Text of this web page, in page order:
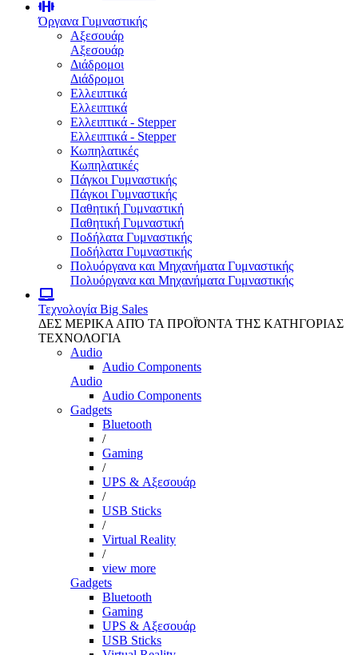
Όργανα Γυμναστικής
Αξεσουάρ
Αξεσουάρ
Διάδρομοι
Διάδρομοι
Ελλειπτικά
Ελλειπτικά
Ελλειπτικά - Stepper
Ελλειπτικά - Stepper
Κωπηλατικές
Κωπηλατικές
Πάγκοι Γυμναστικής
Πάγκοι Γυμναστικής
Παθητική Γυμναστική
Παθητική Γυμναστική
Ποδήλατα Γυμναστικής
Ποδήλατα Γυμναστικής
Πολυόργανα και Μηχανήματα Γυμναστικής
Πολυόργανα και Μηχανήματα Γυμναστικής
Τεχνολογία Big Sales
ΔΕΣ ΜΕΡΙΚΑ ΑΠΌ ΤΑ ΠΡΟΪΌΝΤΑ ΤΗΣ ΚΑΤΗΓΟΡΙΑΣ
ΤΕΧΝΟΛΟΓΙΑ
Audio
Audio Components
Audio
Audio Components
Gadgets
Bluetooth
/
Gaming
/
UPS & Αξεσουάρ
/
USB Sticks
/
Virtual Reality
/
view more
Gadgets
Bluetooth
Gaming
UPS & Αξεσουάρ
USB Sticks